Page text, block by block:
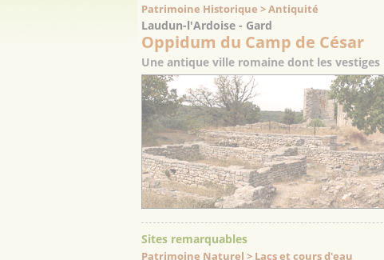
Patrimoine Historique > Antiquité
Laudun-l'Ardoise - Gard
Oppidum du Camp de César
Une antique ville romaine dont les
Sites remarquables
Patrimoine Naturel > Lacs et cours d'eau